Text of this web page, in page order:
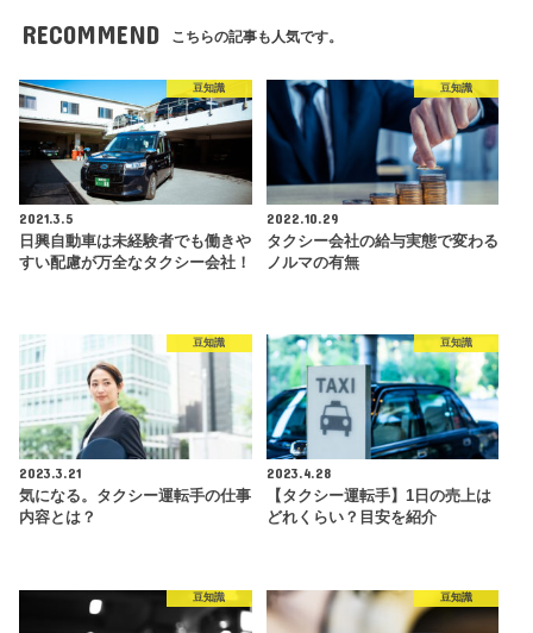
RECOMMEND こちらの記事も人気です。
豆知識
2021.3.5
日興自動車は未経験者でも働きや
すい配慮が万全なタクシー会社！
豆知識
2022.10.29
タクシー会社の給与実態で変わる
ノルマの有無
豆知識
2023.3.21
気になる。タクシー運転手の仕事
内容とは？
豆知識
2023.4.28
【タクシー運転手】1日の売上は
どれくらい？目安を紹介
豆知識 豆知識